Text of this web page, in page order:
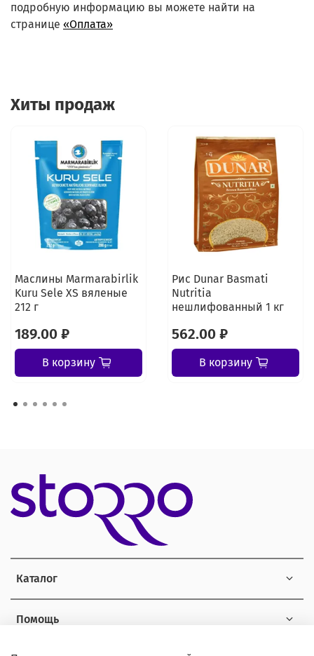
подробную информацию вы можете найти на
странице «Оплата»
Хиты продаж
Маслины Marmarabirlik
Kuru Sele XS вяленые
212 г
189.00 ₽
В корзину
Рис Dunar Basmati
Nutritia
нешлифованный 1 кг
562.00 ₽
В корзину
Каталог
Помощь